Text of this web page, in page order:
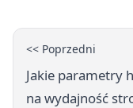
<< Poprzedni
Jakie parametry
na wydajność